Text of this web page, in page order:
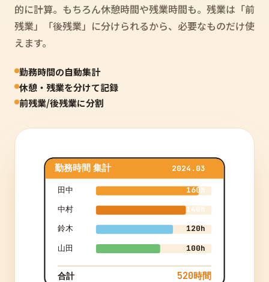
的に計算。もちろん休憩時間や残業時間も。残業は「前
残業」「後残業」に分けられるから、必要なものだけ使
えます。
勤務時間の自動集計
休憩・残業を分けて記録
前残業/後残業に分割
勤務時間 集計 2024.03
田中
160h
中村
140h
鈴木
120h
山田
100h
合計 520時間